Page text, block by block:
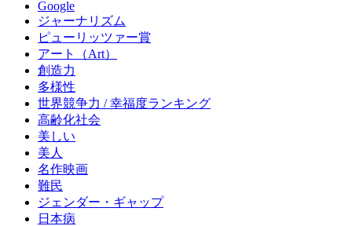
Google
ジャーナリズム
ピューリッツァー賞
アート（Art）
創造力
多様性
世界競争力 / 幸福度ランキング
高齢化社会
美しい
美人
名作映画
難民
ジェンダー・ギャップ
日本病